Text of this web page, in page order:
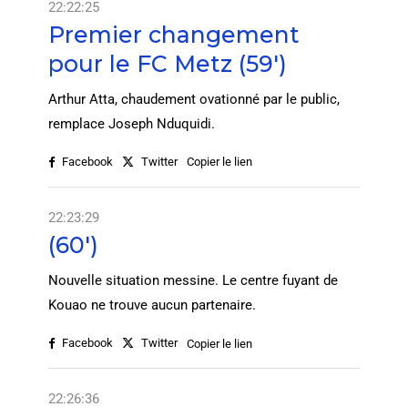
22:22:25
Premier changement
pour le FC Metz (59')
Arthur Atta, chaudement ovationné par le public,
remplace Joseph Nduquidi.
Facebook Twitter Copier le lien
22:23:29
(60')
Nouvelle situation messine. Le centre fuyant de
Kouao ne trouve aucun partenaire.
Facebook Twitter Copier le lien
22:26:36